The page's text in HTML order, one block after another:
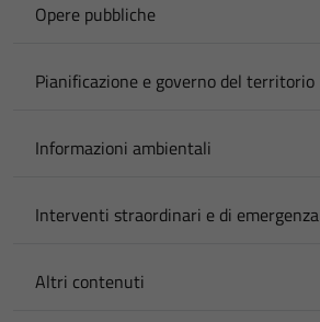
Opere pubbliche
Pianificazione e governo del territorio
Informazioni ambientali
Interventi straordinari e di emergenza
Altri contenuti